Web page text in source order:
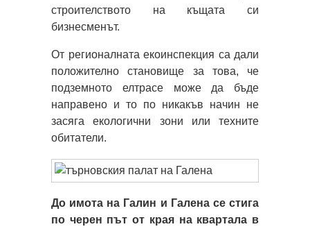
строителството на къщата си
бизнесменът.
От регионалната екоинспекция са дали
положително становище за това, че
подземното елтрасе може да бъде
направено и то по никакъв начин не
засяга екологични зони или техните
обитатели.
До имота на Галин и Галена се стига
по черен път от края на квартала в